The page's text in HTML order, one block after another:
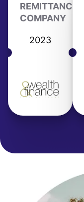
REMITTANCE
COMPANY
2023